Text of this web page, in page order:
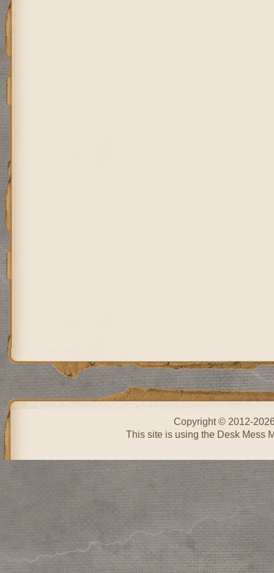
Copyright © 2012-
This site is using the Desk Mess